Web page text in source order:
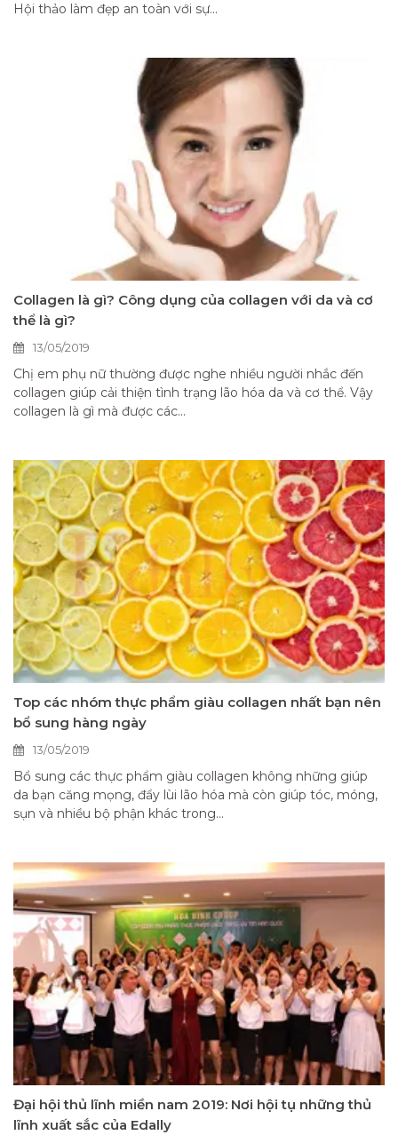
Hội thảo làm đẹp an toàn với sự...
Collagen là gì? Công dụng của collagen với da và cơ
thể là gì?
13/05/2019
Chị em phụ nữ thường được nghe nhiều người nhắc đến
collagen giúp cải thiện tình trạng lão hóa da và cơ thể. Vậy
collagen là gì mà được các...
Top các nhóm thực phẩm giàu collagen nhất bạn nên
bổ sung hàng ngày
13/05/2019
Bổ sung các thực phẩm giàu collagen không những giúp
da bạn căng mọng, đẩy lùi lão hóa mà còn giúp tóc, móng,
sụn và nhiều bộ phận khác trong...
Đại hội thủ lĩnh miền nam 2019: Nơi hội tụ những thủ
lĩnh xuất sắc của Edally